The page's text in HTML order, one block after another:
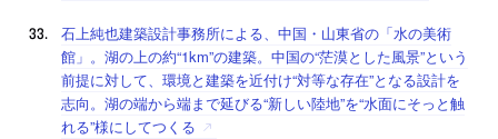
石上純也建築設計事務所による、中国・山東省の「水の美術
館」。湖の上の約“1km”の建築。中国の“茫漠とした風景”という
前提に対して、環境と建築を近付け“対等な存在”となる設計を
志向。湖の端から端まで延びる“新しい陸地”を“水面にそっと触
れる”様にしてつくる